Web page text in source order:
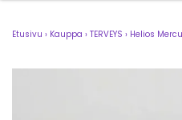
Etusivu › Kauppa › TERVEYS › Helios